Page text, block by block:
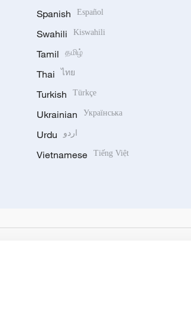
Spanish Español
Swahili Kiswahili
Tamil தமிழ்
Thai ไทย
Turkish Türkçe
Ukrainian Українська
Urdu اردو
Vietnamese Tiếng Việt